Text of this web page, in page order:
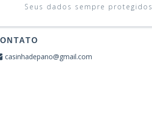
Seus dados sempre protegidos
casinhadepano@gmail.com